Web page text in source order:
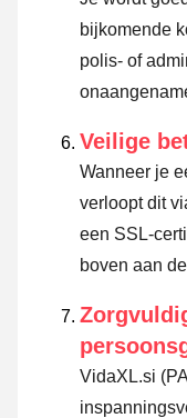
bijkomende
polis- of
Veilige
Wanneer je
verloopt dit
een SSL-
boven aan
VidaXL.si